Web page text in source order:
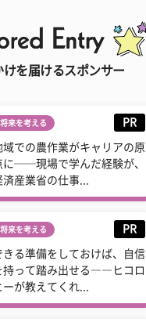
を届けるスポンサー
将来を考える PR
域での農作業がキャリアの原
に──現場で学んだ経験が、
済産業省の仕事...
将来を考える PR
きる準備をしておけば、自信
持って踏み出せる――ヒコロ
ーが教えてくれ...